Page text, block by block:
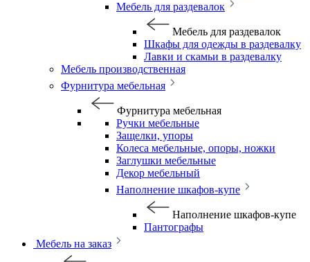
Мебель для раздевалок
Мебель для раздевалок
Шкафы для одежды в раздевалку
Лавки и скамьи в раздевалку
Мебель производственная
Фурнитура мебельная
Фурнитура мебельная
Ручки мебельные
Защелки, упоры
Колеса мебельные, опоры, ножки
Заглушки мебельные
Декор мебельный
Наполнение шкафов-купе
Наполнение шкафов-купе
Пантографы
Мебель на заказ